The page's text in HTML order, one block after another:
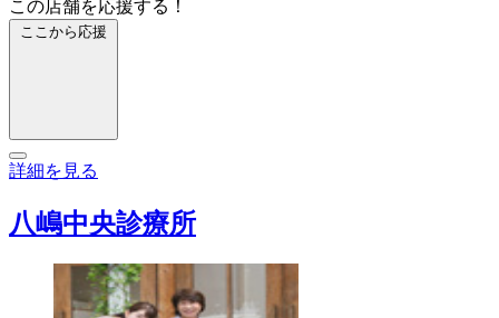
この店舗を応援する！
ここから応援
詳細を見る
八嶋中央診療所